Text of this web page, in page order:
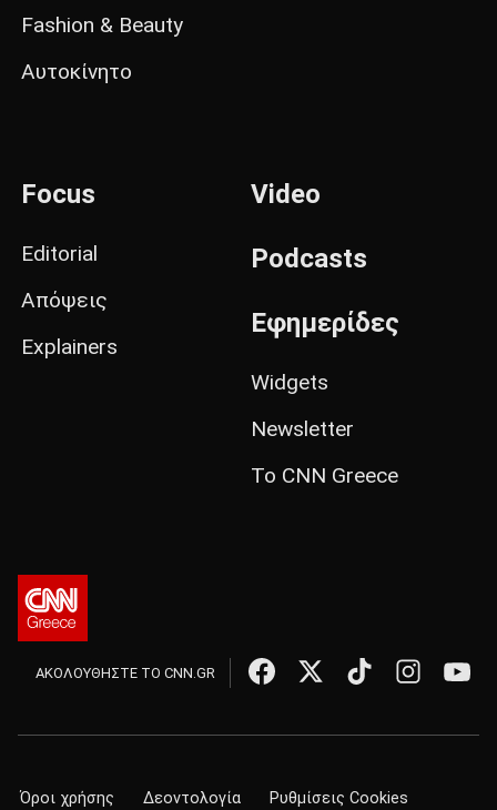
Fashion & Beauty
Αυτοκίνητο
Focus
Editorial
Απόψεις
Explainers
Video
Podcasts
Εφημερίδες
Widgets
Newsletter
Το CNN Greece
ΑΚΟΛΟΥΘΗΣΤΕ ΤΟ CNN.GR
Όροι χρήσης Δεοντολογία Ρυθμίσεις Cookies